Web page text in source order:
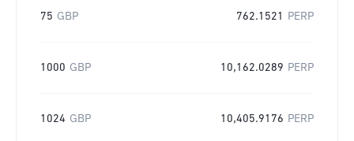
75 GBP 762.1521 PERP
1000 GBP 10,162.0289 PERP
1024 GBP 10,405.9176 PERP